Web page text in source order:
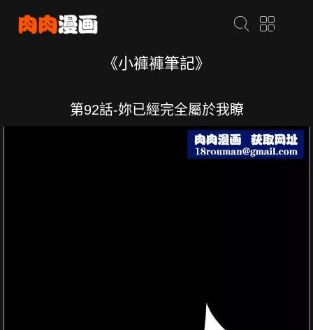
《小褲褲筆記》
第92話-妳已經完全屬於我瞭